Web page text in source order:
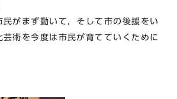
がまず動いて，そして市の後援をい
芸術を今度は市民が育てていくために